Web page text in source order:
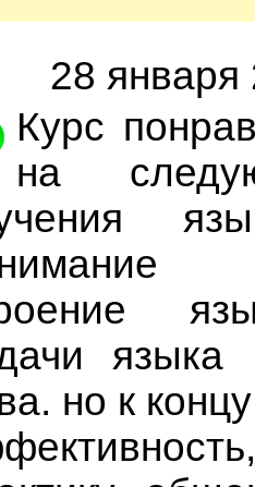
28 января
Курс
на
но к